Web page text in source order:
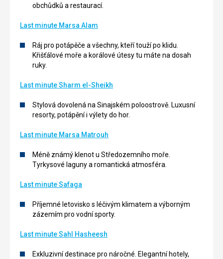
obchůdků a restaurací.
Last minute Marsa Alam
Ráj pro potápěče a všechny, kteří touží po klidu.
Křišťálové moře a korálové útesy tu máte na dosah
ruky.
Last minute Sharm el-Sheikh
Stylová dovolená na Sinajském poloostrově. Luxusní
resorty, potápění i výlety do hor.
Last minute Marsa Matrouh
Méně známý klenot u Středozemního moře.
Tyrkysové laguny a romantická atmosféra.
Last minute Safaga
Příjemné letovisko s léčivým klimatem a výborným
zázemím pro vodní sporty.
Last minute Sahl Hasheesh
Exkluzivní destinace pro náročné. Elegantní hotely,